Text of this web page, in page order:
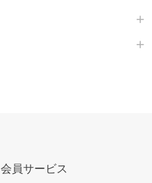
会員サービス